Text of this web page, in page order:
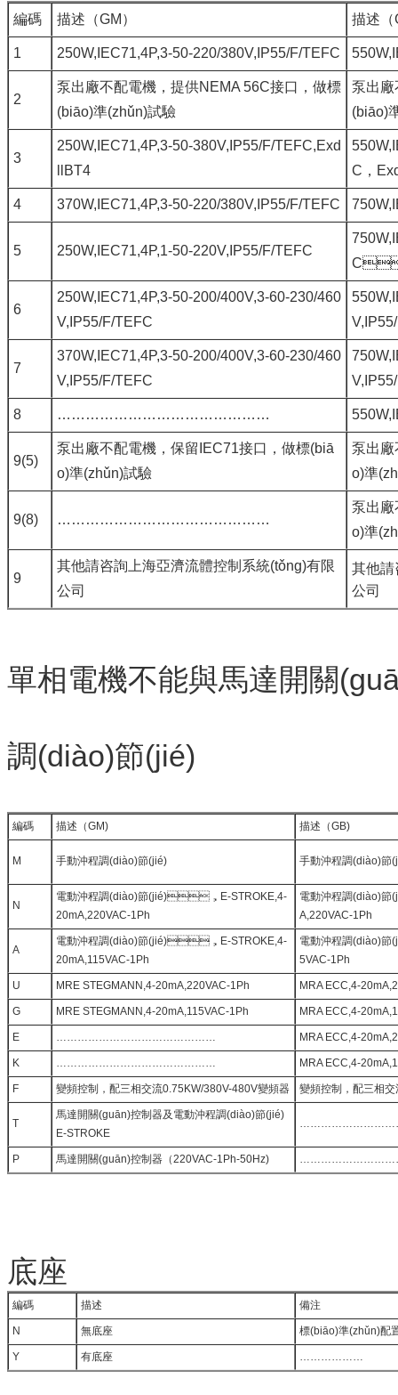
編碼 描述（GM） 描述（
1 250W,IEC71,4P,3-50-220/380V,IP55/F/TEFC
2
泵出廠不配電機，提供NEMA 56C接口，做標
(biāo)準(zhǔn)試驗
泵出廠
(biāo)
3
250W,IEC71,4P,3-50-380V,IP55/F/TEFC,Exd
llBT4
C，
4 370W,IEC71,4P,3-50-220/380V,IP55/F/TEFC
5 250W,IEC71,4P,1-50-220V,IP55/F/TEFC
C
6
250W,IEC71,4P,3-50-200/400V,3-60-230/460
V,IP55/F/TEFC
7
370W,IEC71,4P,3-50-200/400V,3-60-230/460
V,IP55/F/TEFC
8 ………………………………………
9(5)
泵出廠不配電機，保留IEC71接口，做標(biā
o)準(zhǔn)試驗
泵出廠
o)準
9(8) ………………………………………
泵出廠
o)準
9
其他請咨詢上海亞濟流體控制系統(tǒng)有限
公司
其他請
公司
單相電機不能與馬達開關
調(diào)節(jié)
編碼 描述（GM) 描述（GB)
M 手動沖程調(diào)節(jié) 手動沖程調(diào)節
N
電動沖程調(diào)節(jié)，E-STROKE,4-
20mA,220VAC-1Ph
電動沖程調(diào)
A,220VAC-1Ph
A
電動沖程調(diào)節(jié)，E-STROKE,4-
20mA,115VAC-1Ph
電動沖程調(diào)節
5VAC-1Ph
U MRE STEGMANN,4-20mA,220VAC-1Ph MRA ECC,4-
G MRE STEGMANN,4-20mA,115VAC-1Ph MRA ECC,4-
E ……………………………………… MRA ECC,4-
K ……………………………………… MRA ECC,4-
F 變頻控制，配三相交流0.75KW/380V-480V變頻器 變頻控制，配三相
T
馬達開關(guān)控制器及電動沖程調(diào)節(jié)
E-STROKE
P 馬達開關(guān)控制器（220VAC-1Ph-50Hz)
底座
編碼 描述 備注
N 無底座 標(biāo)準(zhǔn)配
Y 有底座 ………………